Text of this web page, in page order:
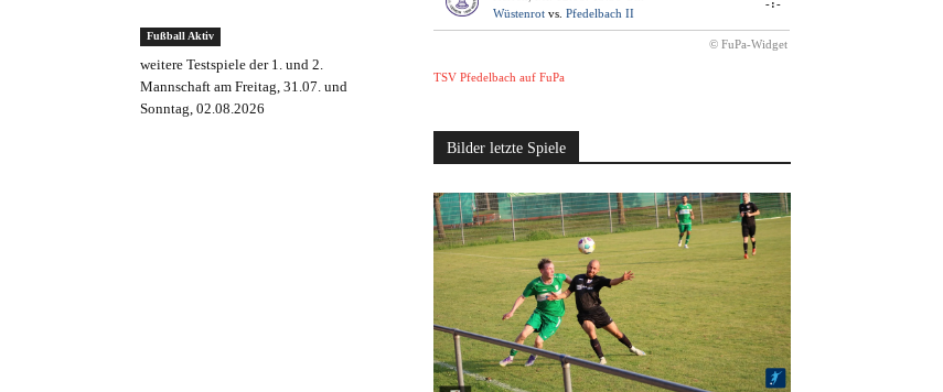
Fußball Aktiv
weitere Testspiele der 1. und 2.
Mannschaft am Freitag, 31.07. und
Sonntag, 02.08.2026
Wüstenrot vs. Pfedelbach II
-:-
© FuPa-Widget
TSV Pfedelbach auf FuPa
Bilder letzte Spiele